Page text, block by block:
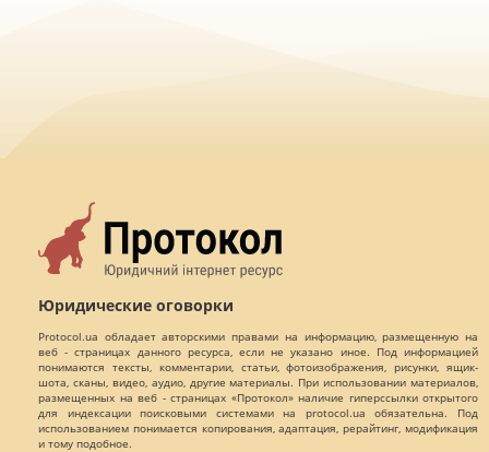
Юридические оговорки
Protocol.ua обладает авторскими правами на информацию, размещенную на
веб - страницах данного ресурса, если не указано иное. Под информацией
понимаются тексты, комментарии, статьи, фотоизображения, рисунки, ящик-
шота, сканы, видео, аудио, другие материалы. При использовании материалов,
размещенных на веб - страницах «Протокол» наличие гиперссылки открытого
для индексации поисковыми системами на protocol.ua обязательна. Под
использованием понимается копирования, адаптация, рерайтинг, модификация
и тому подобное.